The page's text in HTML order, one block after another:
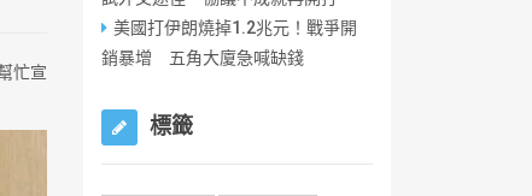
忙宣
美國打伊朗燒掉1.2兆元！戰爭開
銷暴增 五角大廈急喊缺錢
標籤